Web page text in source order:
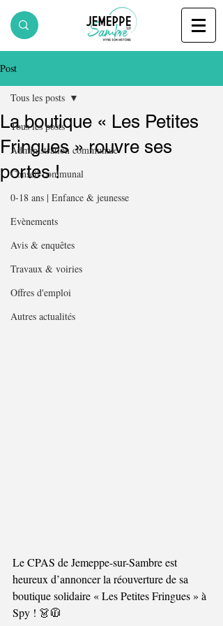
Post
Tous les posts
Administration communale
Conseil communal
0-18 ans | Enfance & jeunesse
Evènements
Avis & enquêtes
Travaux & voiries
Offres d'emploi
Autres actualités
Tous les posts
La boutique « Les Petites
Fringues » rouvre ses
portes !
Le CPAS de Jemeppe-sur-Sambre est
heureux d’annoncer la réouverture de sa
boutique solidaire « Les Petites Fringues » à
Spy ! 👗🧥